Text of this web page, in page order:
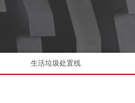
生活垃圾处置线